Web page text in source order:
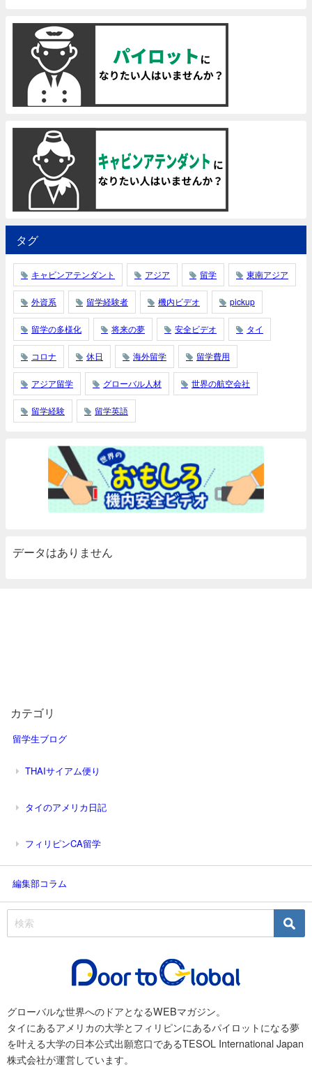
タグ
キャビンアテンダント アジア 留学 東南アジア
外資系 留学経験者 機内ビデオ pickup
留学の多様化 将来の夢 安全ビデオ タイ
コロナ 休日 海外留学 留学費用
アジア留学 グローバル人材 世界の航空会社
留学経験 留学英語
データはありません
カテゴリ
留学生ブログ
THAIサイアム便り
タイのアメリカ日記
フィリピンCA留学
編集部コラム
グローバルな世界へのドアとなるWEBマガジン。
タイにあるアメリカの大学とフィリピンにあるパイロットになる夢
を叶える大学の日本公式出願窓口であるTESOL International Japan
株式会社が運営しています。